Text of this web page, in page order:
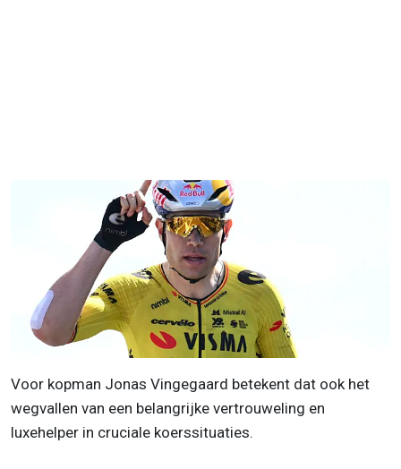
Voor kopman Jonas Vingegaard betekent dat ook het
wegvallen van een belangrijke vertrouweling en
luxehelper in cruciale koerssituaties.